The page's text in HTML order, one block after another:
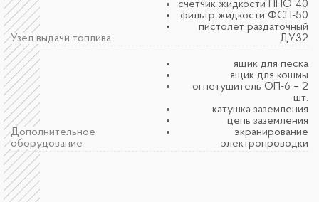
Узел выдачи топлива
счетчик жидкости ППО-40
фильтр жидкости ФСП-50
пистолет раздаточный
ДУ32
Дополнительное
оборудование
ящик для песка
ящик для кошмы
огнетушитель ОП-6 – 2
шт.
катушка заземления
цепь заземления
экранирование
электропроводки